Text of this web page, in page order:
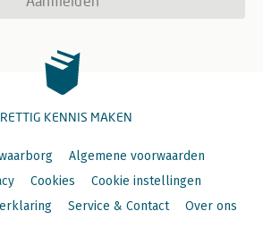
KENNIS MAKEN
Algemene voorwaarden
Cookies
Cookie instellingen
Service & Contact Over ons